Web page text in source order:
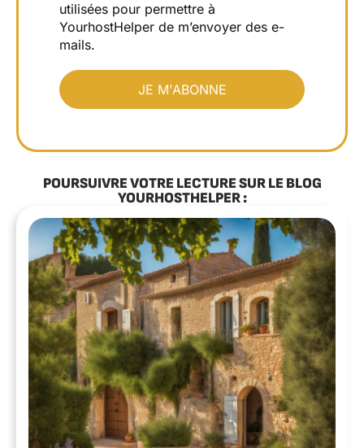
utilisées pour permettre à
YourhostHelper de m’envoyer des e-
mails.
POURSUIVRE VOTRE LECTURE SUR LE BLOG
YOURHOSTHELPER :